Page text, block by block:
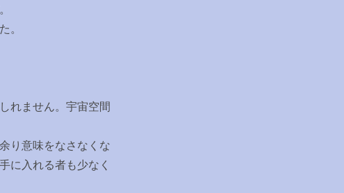
。
れません。宇宙空間
り意味をなさなくな
に入れる者も少なく